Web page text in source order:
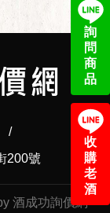
詢
問
商
品
收
購
老
酒
/
200號
酒成功詢價網